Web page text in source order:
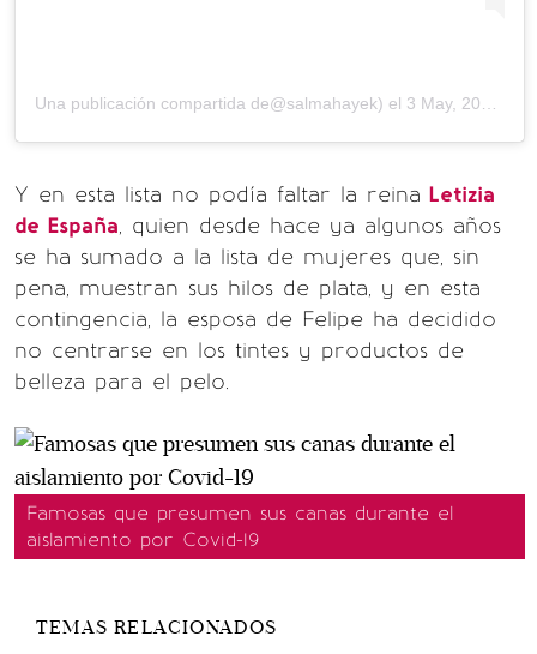
Una publicación compartida de@salmahayek) el 3 May, 2020 a las 6:51 PDT
Y en esta lista no podía faltar la reina Letizia
de España, quien desde hace ya algunos años
se ha sumado a la lista de mujeres que, sin
pena, muestran sus hilos de plata, y en esta
contingencia, la esposa de Felipe ha decidido
no centrarse en los tintes y productos de
belleza para el pelo.
Famosas que presumen sus canas durante el
aislamiento por Covid-19
TEMAS RELACIONADOS